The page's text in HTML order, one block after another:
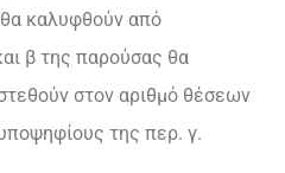
καλυφθούν από
β της παρούσας θα
στον αριθμό θέσεων
της περ. γ.